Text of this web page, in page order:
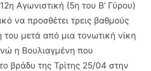
Αγωνιστική (5η του Β’ Γύρου)
να προσθέτει τρεις βαθμούς
του μετά από μια τονωτική νίκη
η Βουλιαγμένη που
βράδυ της Τρίτης 25/04 στην